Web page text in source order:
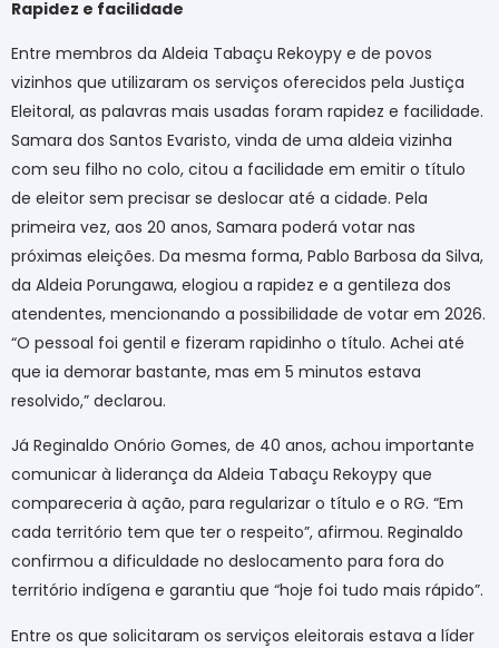
Rapidez e facilidade
Entre membros da Aldeia Tabaçu Rekoypy e de povos
vizinhos que utilizaram os serviços oferecidos pela Justiça
Eleitoral, as palavras mais usadas foram rapidez e facilidade.
Samara dos Santos Evaristo, vinda de uma aldeia vizinha
com seu filho no colo, citou a facilidade em emitir o título
de eleitor sem precisar se deslocar até a cidade. Pela
primeira vez, aos 20 anos, Samara poderá votar nas
próximas eleições. Da mesma forma, Pablo Barbosa da Silva,
da Aldeia Porungawa, elogiou a rapidez e a gentileza dos
atendentes, mencionando a possibilidade de votar em 2026.
“O pessoal foi gentil e fizeram rapidinho o título. Achei até
que ia demorar bastante, mas em 5 minutos estava
resolvido,” declarou.
Já Reginaldo Onório Gomes, de 40 anos, achou importante
comunicar à liderança da Aldeia Tabaçu Rekoypy que
compareceria à ação, para regularizar o título e o RG. “Em
cada território tem que ter o respeito”, afirmou. Reginaldo
confirmou a dificuldade no deslocamento para fora do
território indígena e garantiu que “hoje foi tudo mais rápido”.
Entre os que solicitaram os serviços eleitorais estava a líder